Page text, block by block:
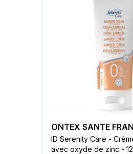
ONTEX SANTE
ID Serenity Care -
avec oxyde de zinc -